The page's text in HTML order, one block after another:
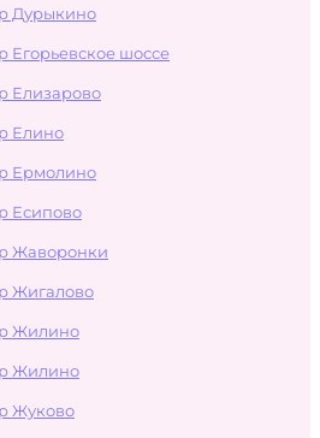
Дурыкино
Егорьевское шоссе
Елизарово
Елино
Ермолино
Есипово
Жаворонки
Жигалово
Жилино
Жилино
Жуково